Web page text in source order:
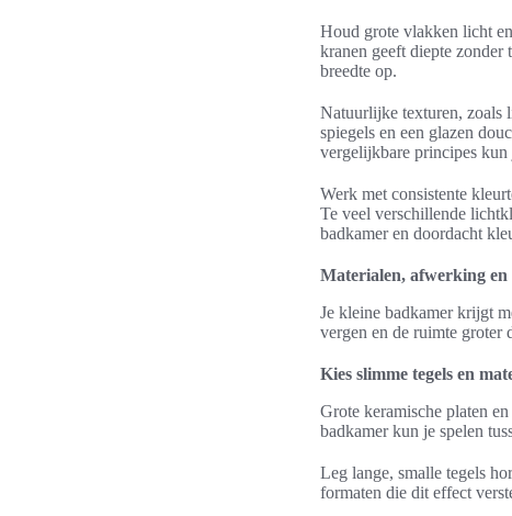
Houd grote vlakken licht
kranen geeft diepte
breedte op.
Natuurlijke texturen, zoals
spiegels en een glazen
vergelijkbare principes
Werk met consistente
Te veel verschillende
badkamer en doordacht
Materialen, afwerking en
Je kleine badkamer krijgt
vergen en de ruimte groter
Kies slimme tegels en
Grote keramische platen
badkamer kun je spelen
Leg lange, smalle tegels
formaten die dit effect